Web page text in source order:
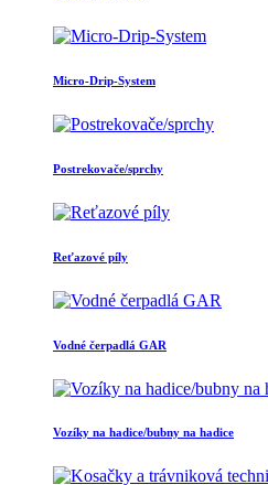
Micro-Drip-System
Postrekovače/sprchy
Reťazové píly
Vodné čerpadlá GAR
Vozíky na hadice/bubny na hadice